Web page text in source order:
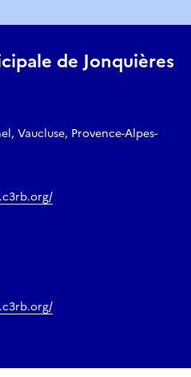
de Jonquières
Vaucluse, Provence-Alpes-